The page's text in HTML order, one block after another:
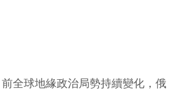
全球地緣政治局勢持續變化，俄